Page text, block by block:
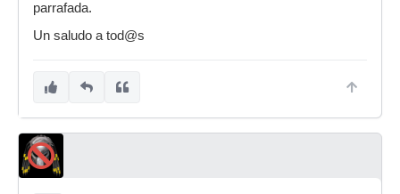
parrafada.
Un saludo a tod@s